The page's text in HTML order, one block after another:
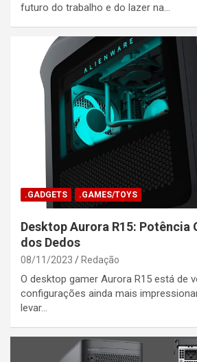
futuro do trabalho e do lazer na…
.GADGETS .GAMES/TOYS
Desktop Aurora R15: Potência
dos Dedos
08/11/2023 Redação
O desktop gamer Aurora R15 está de
configurações ainda mais
levar…